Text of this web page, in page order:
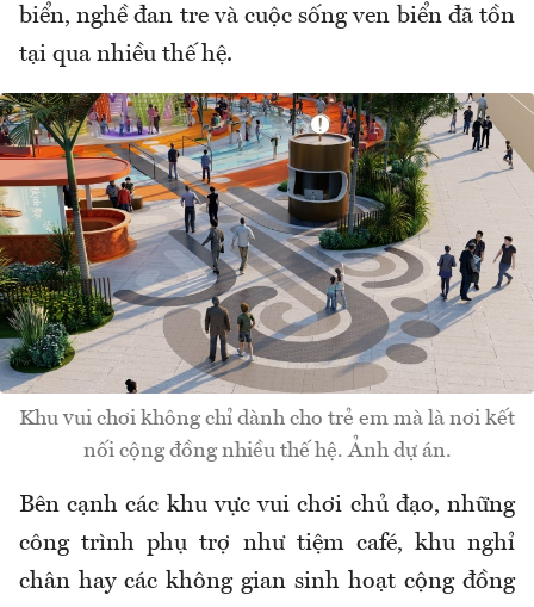
biển, nghề đan tre và cuộc sống ven biển đã tồn
tại qua nhiều thế hệ.
Khu vui chơi không chỉ dành cho trẻ em mà là nơi kết
nối cộng đồng nhiều thế hệ. Ảnh dự án.
Bên cạnh các khu vực vui chơi chủ đạo, những
công trình phụ trợ như tiệm café, khu nghỉ
chân hay các không gian sinh hoạt cộng đồng